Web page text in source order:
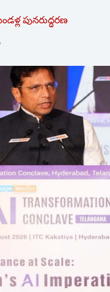
పునరుద్ధరణ